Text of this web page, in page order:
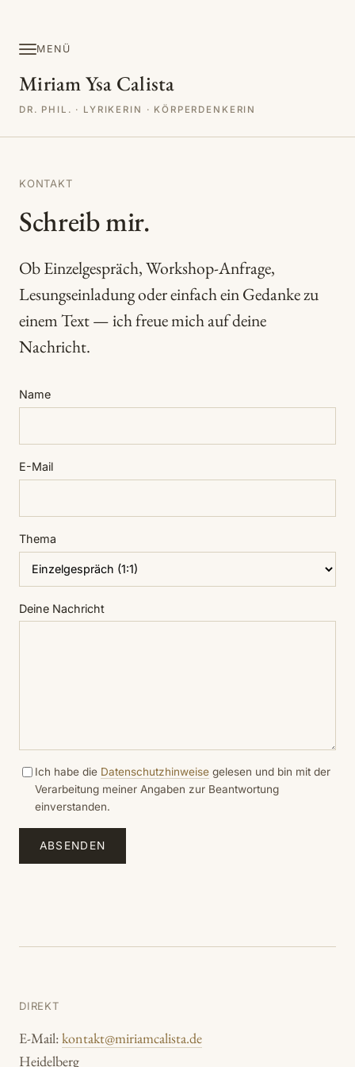
MENÜ
Miriam Ysa Calista
DR. PHIL. · LYRIKERIN · KÖRPERDENKERIN
KONTAKT
Schreib mir.
Ob Einzelgespräch, Workshop-Anfrage,
Lesungseinladung oder einfach ein Gedanke zu
einem Text — ich freue mich auf deine
Nachricht.
Name
E-Mail
Thema
Deine Nachricht
Ich habe die Datenschutzhinweise gelesen und bin mit der
Verarbeitung meiner Angaben zur Beantwortung
einverstanden.
ABSENDEN
DIREKT
E-Mail:kontakt@miriamcalista.de
Heidelberg